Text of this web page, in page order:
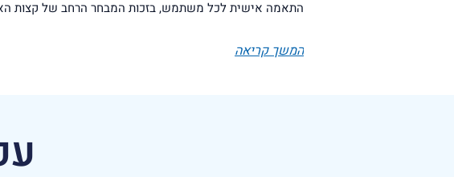
התאמה אישית לכל משתמש, בזכות המבחר הרחב של קצות
המשך קריאה